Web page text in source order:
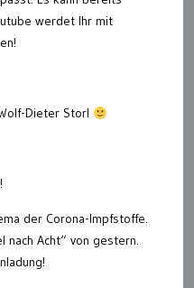
werdet Ihr mit
Dieter Storl
der Corona-Impfstoffe.
nach Acht“ von gestern.